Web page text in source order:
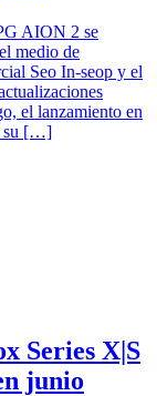
AION 2 se
medio de
Seo In-seop y el
el lanzamiento en
su […]
Series X|S
junio